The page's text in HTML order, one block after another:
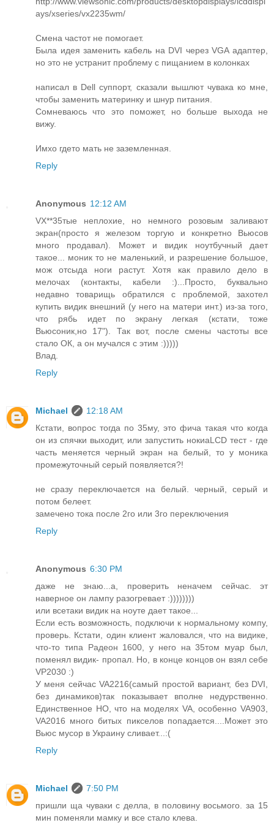
ays/xseries/vx2235wm/
Смена частот не помогает.
Была идея заменить кабель на DVI через VGA адаптер,
но это не устранит проблему с пищанием в колонках
написал в Dell суппорт, сказали вышлют чувака ко мне,
чтобы заменить материнку и шнур питания.
Сомневаюсь что это поможет, но больше выхода не
вижу.
Имхо гдето мать не заземленная.
Reply
Anonymous 12:12 AM
VX**35тые неплохие, но немного розовым заливают
экран(просто я железом торгую и конкретно Вьюсов
много продавал). Может и видик ноутбучный дает
такое... моник то не маленький, и разрешение большое,
мож отсыда ноги растут. Хотя как правило дело в
мелочах (контакты, кабели :)...Просто, буквально
недавно товарищь обратился с проблемой, захотел
купить видик внешний (у него на матери инт.) из-за того,
что рябь идет по экрану легкая (кстати, тоже
Вьюсоник,но 17"). Так вот, после смены частоты все
стало ОК, а он мучался с этим :)))))
Влад.
Reply
Michael
12:18 AM
Кстати, вопрос тогда по 35му, это фича такая что когда
он из спячки выходит, или запустить нокиаLCD тест - где
часть меняется черный экран на белый, то у моника
промежуточный серый появляется?!
не сразу переключается на белый. черный, серый и
потом белеет.
замечено тока после 2го или 3го переключения
Reply
Anonymous 6:30 PM
даже не знаю...а, проверить неначем сейчас. эт
наверное он лампу разогревает :))))))))
или всетаки видик на ноуте дает такое...
Если есть возможность, подключи к нормальному компу,
проверь. Кстати, один клиент жаловался, что на видике,
что-то типа Радеон 1600, у него на 35том муар был,
поменял видик- пропал. Но, в конце концов он взял себе
VP2030 :)
У меня сейчас VA2216(самый простой вариант, без DVI,
без динамиков)так показывает вполне недурственно.
Единственное НО, что на моделях VA, особенно VA903,
VA2016 много битых пикселов попадается....Может это
Вьюс мусор в Украину сливает...:(
Reply
Michael
7:50 PM
пришли ща чуваки с делла, в половину восьмого. за 15
мин поменяли мамку и все стало клева.